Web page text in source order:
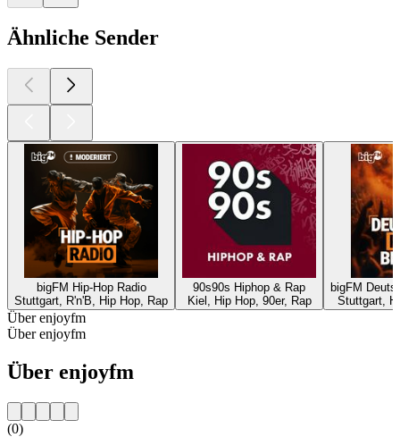
Ähnliche Sender
bigFM Hip-Hop Radio
Stuttgart, R'n'B, Hip Hop, Rap
90s90s Hiphop & Rap
Kiel, Hip Hop, 90er, Rap
bigFM
Stuttgart,
Über enjoyfm
Über enjoyfm
Über enjoyfm
(0)